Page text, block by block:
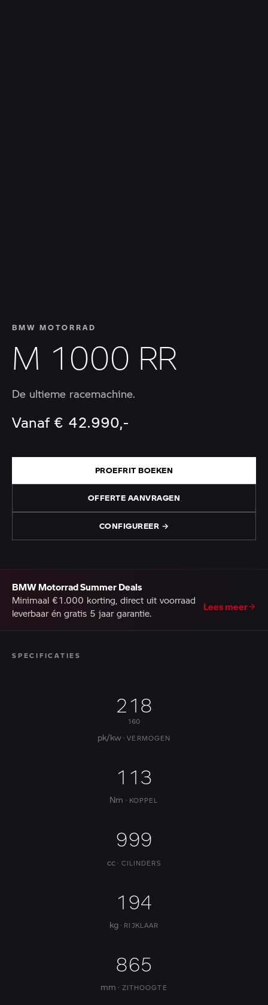
BMW MOTORRAD
M 1000 RR
De ultieme racemachine.
Vanaf € 42.990,-
PROEFRIT BOEKEN
OFFERTE AANVRAGEN
CONFIGUREER →
BMW Motorrad Summer Deals
Minimaal €1.000 korting, direct uit voorraad
leverbaar én gratis 5 jaar garantie.
Lees meer
SPECIFICATIES
218
160
pk/kw VERMOGEN
113
Nm KOPPEL
999
cc CILINDERS
194
kg RIJKLAAR
865
mm ZITHOOGTE